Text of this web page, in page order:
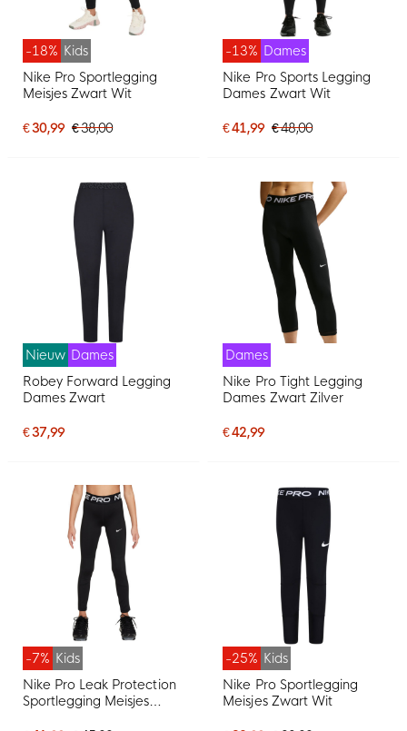
-18% Kids
Nike Pro Sportlegging
Meisjes Zwart Wit
€ 30,99 € 38,00
-13% Dames
Nike Pro Sports Legging
Dames Zwart Wit
€ 41,99 € 48,00
Nieuw Dames
Robey Forward Legging
Dames Zwart
€ 37,99
Dames
Nike Pro Tight Legging
Dames Zwart Zilver
€ 42,99
-7% Kids
Nike Pro Leak Protection
Sportlegging Meisjes
-25% Kids
Nike Pro Sportlegging
Meisjes Zwart Wit